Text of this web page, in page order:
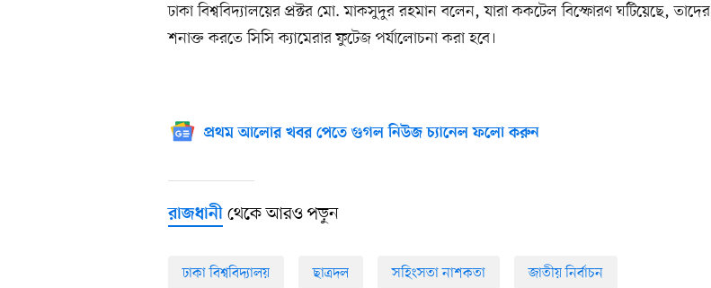
ঢাকা বিশ্ববিদ্যালয়ের প্রক্টর মো. মাকসুদুর রহমান বলেন, যারা ককটেল বিস্ফোরণ ঘটিয়েছে, তাদের
শনাক্ত করতে সিসি ক্যামেরার ফুটেজ পর্যালোচনা করা হবে।
প্রথম আলোর খবর পেতে গুগল নিউজ চ্যানেল ফলো করুন
রাজধানী থেকে আরও পড়ুন
ঢাকা বিশ্ববিদ্যালয় ছাত্রদল সহিংসতা নাশকতা জাতীয় নির্বাচন